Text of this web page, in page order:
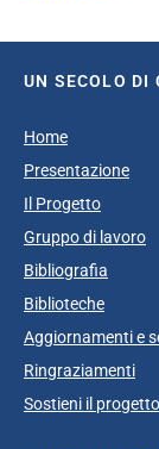
UN SECOLO DI
Home
Presentazione
Il Progetto
Gruppo di lavoro
Bibliografia
Biblioteche
Aggiornamenti e
Ringraziamenti
Sostieni il progetto